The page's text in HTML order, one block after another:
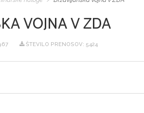
VOJNA V ZDA
ŠTEVILO PRENOSOV: 5424